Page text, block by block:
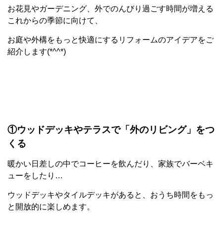
お花見やガーデニング、外でのんびり過ごす時間が増える
これからの季節に向けて、
お庭や外構をもっと快適にするリフォームのアイデアをご
紹介します(*^^*)
①ウッドデッキやテラスで「外のリビング」をつ
くる
暖かい日差しの中でコーヒーを飲んだり、家族でバーベキ
ューをしたり…
ウッドデッキやタイルデッキがあると、おうち時間をもっ
と開放的に楽しめます。